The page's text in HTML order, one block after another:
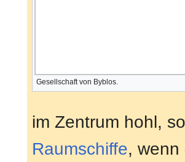
Gesellschaft von Byblos.
im Zentrum hohl,
Raumschiffe, wenn